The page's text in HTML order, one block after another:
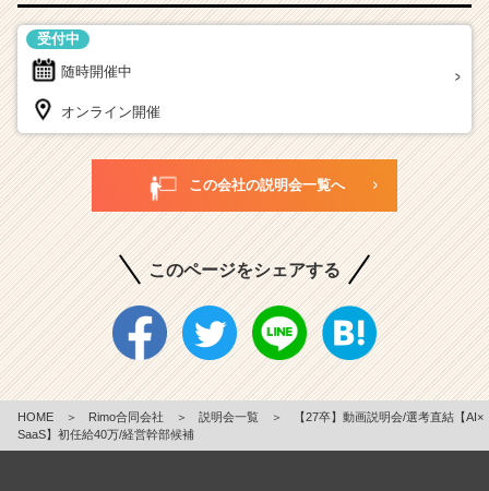
随時開催中
受付中
オンライン開催
この会社の説明会一覧へ
このページをシェアする
HOME ＞ Rimo合同会社 ＞ 説明会一覧 ＞
【27卒】動画説明会/選考直結【AI×
SaaS】初任給40万/経営幹部候補